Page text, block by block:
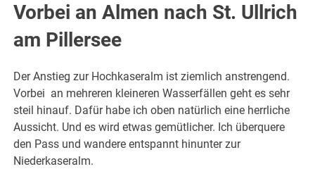
Vorbei an Almen nach St. Ullrich
am Pillersee
Der Anstieg zur Hochkaseralm ist ziemlich anstrengend.
Vorbei an mehreren kleineren Wasserfällen geht es sehr
steil hinauf. Dafür habe ich oben natürlich eine herrliche
Aussicht. Und es wird etwas gemütlicher. Ich überquere
den Pass und wandere entspannt hinunter zur
Niederkaseralm.